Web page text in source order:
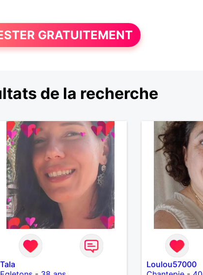
GRATUITEMENT
de la recherche
Tala
Loulou57000